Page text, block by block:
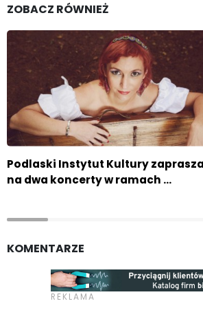
ZOBACZ RÓWNIEŻ
Podlaski Instytut Kultury zaprasza
na dwa koncerty w ramach …
KOMENTARZE